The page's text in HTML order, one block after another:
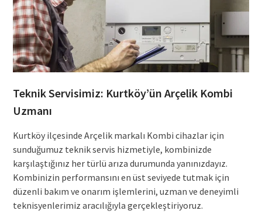
Teknik Servisimiz: Kurtköy’ün Arçelik Kombi
Uzmanı
Kurtköy ilçesinde Arçelik markalı Kombi cihazlar için
sunduğumuz teknik servis hizmetiyle, kombinizde
karşılaştığınız her türlü arıza durumunda yanınızdayız.
Kombinizin performansını en üst seviyede tutmak için
düzenli bakım ve onarım işlemlerini, uzman ve deneyimli
teknisyenlerimiz aracılığıyla gerçekleştiriyoruz.